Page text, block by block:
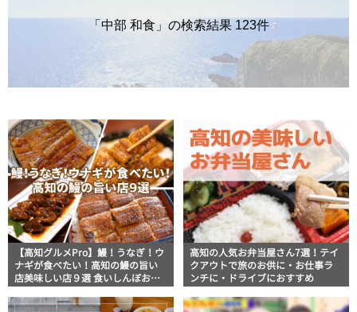
「中部 和食」の検索結果 123件
【高知グルメPro】鰻！うなぎ！ウ
ナギが食べたい！高知の鰻の旨い
店美味しい店９選 食いしんぼおじ
セレクション
高知の人気お弁当屋さん7選！テイ
クアウトで旅のお供に・お仕事ラ
ンチに・ドライブにおすすめ